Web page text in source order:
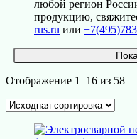
любой регион
продукцию,
rus.ru или
Отображение 1–16 из 58